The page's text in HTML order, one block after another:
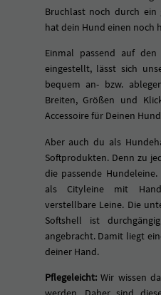
M
g
e
Bruchlast noch durch ein
hat dein Hund einen noch
Einmal passend auf den
eingestellt, lässt sich
bequem an- bzw.
Breiten, Größen und
Accessoire für Deinen
Aber auch du als
Softprodukten. Denn zu
die passende
als Cityleine mit
verstellbare Leine. Die
Softshell ist
angebracht. Damit liegt
deiner Hand.
Pflegeleicht:Wir wissen